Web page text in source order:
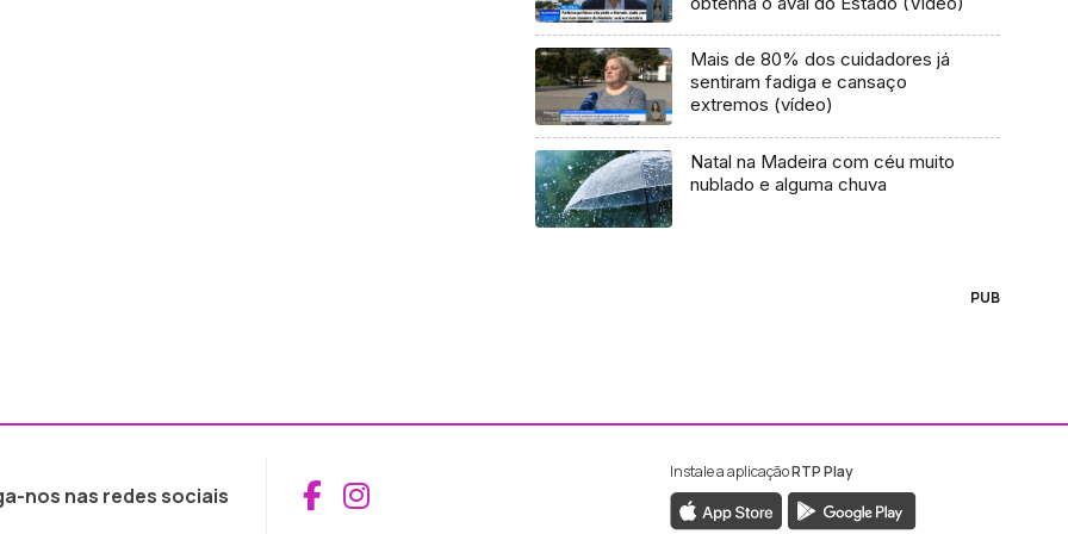
Mais de 80% dos cuidadores já
sentiram fadiga e cansaço
extremos (vídeo)
Natal na Madeira com céu muito
nublado e alguma chuva
PUB
nos nas redes sociais Aceder ao Facebook da RTP Madeira
Aceder ao Instagram da RTP Madeira
Instale a aplicaçãoRTP Play